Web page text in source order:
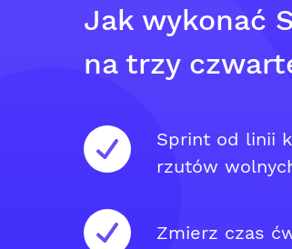
Jak wykonać
na trzy
Sprint od linii
rzutów
Zmierz czas